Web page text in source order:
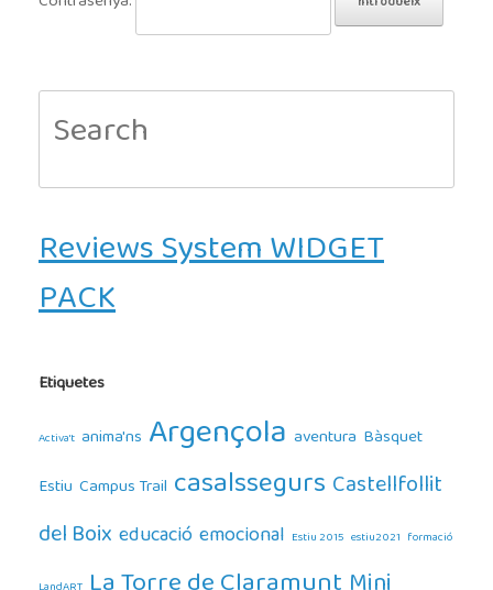
Search
for:
Reviews System WIDGET
PACK
Etiquetes
Activa't anima'ns Argençola aventura Bàsquet
Estiu Campus Trail casalssegursCastellfollit
del Boixeducacióemocional Estiu 2015 estiu2021 formació